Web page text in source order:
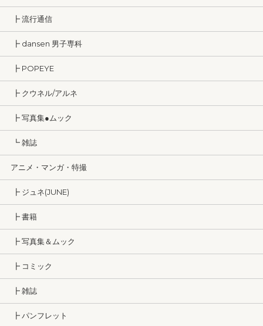
┣ 流行通信
┣ dansen 男子専科
┣ POPEYE
┣ クウネル/アルネ
┣ 写真集●ムック
┗ 雑誌
アニメ・マンガ・特撮
┣ ジュネ(JUNE)
┣ 書籍
┣ 写真集＆ムック
┣ コミック
┣ 雑誌
┣ パンフレット